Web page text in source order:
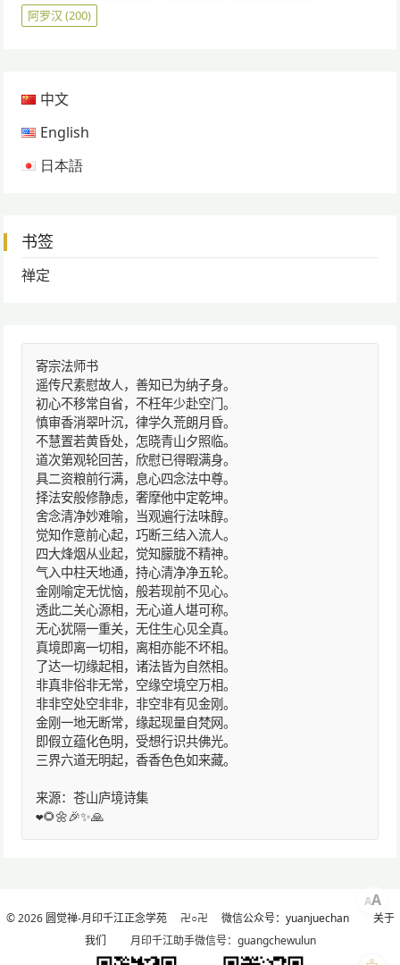
阿罗汉 (200)
中文
English
日本語
书签
禅定
寄宗法师书
遥传尺素慰故人，善知已为纳子身。
初心不移常自省，不枉年少赴空门。
慎审香消翠叶沉，律学久荒朗月昏。
不慧置若黄昏处，怎晓青山夕照临。
道次第观轮回苦，欣慰已得暇满身。
具二资粮前行满，息心四念法中尊。
择法安般修静虑，奢摩他中定乾坤。
舍念清净妙难喻，当观遍行法味醇。
觉知作意前心起，巧断三结入流人。
四大烽烟从业起，觉知朦胧不精神。
气入中柱天地通，持心清净净五轮。
金刚喻定无忧恼，般若现前不见心。
透此二关心源相，无心道人堪可称。
无心犹隔一重关，无住生心见全真。
真境即离一切相，离相亦能不坏相。
了达一切缘起相，诸法皆为自然相。
非真非俗非无常，空缘空境空万相。
非非空处空非非，非空非有见金刚。
金刚一地无断常，缘起现量自梵网。
即假立蕴化色明，受想行识共佛光。
三界六道无明起，香香色色如来藏。
来源：苍山庐境诗集
❤️🌻🌼🎉✨🙏
© 2026 圆觉禅-月印千江正念学苑卍○卍 微信公众号：yuanjuechan
关于
我们 月印千江助手微信号：guangchewulun
AA